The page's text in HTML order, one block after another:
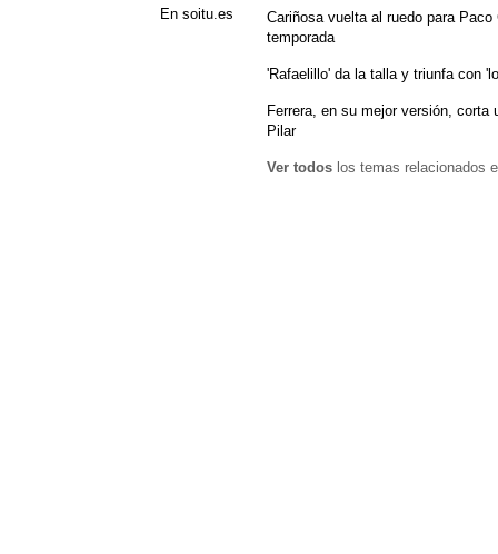
En soitu.es
Cariñosa vuelta al ruedo para
temporada
'Rafaelillo' da la talla y triunfa con
Ferrera, en su mejor versión, corta
Pilar
Ver todos los temas relacionados